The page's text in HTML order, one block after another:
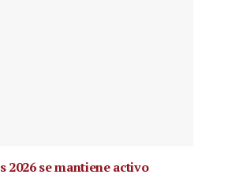
2026 se mantiene activo